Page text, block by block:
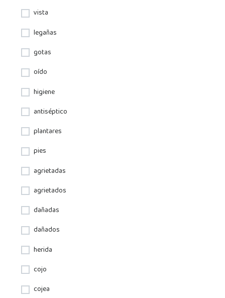
vista
legañas
gotas
oído
higiene
antiséptico
plantares
pies
agrietadas
agrietados
dañadas
dañados
herida
cojo
cojea